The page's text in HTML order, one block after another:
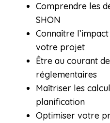
Comprendre les
SHON
Connaître
votre projet
Être au courant
réglementaires
Maîtriser les
planification
Optimiser votre